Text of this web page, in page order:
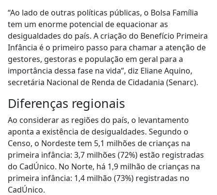
“Ao lado de outras políticas públicas, o Bolsa Família
tem um enorme potencial de equacionar as
desigualdades do país. A criação do Benefício Primeira
Infância é o primeiro passo para chamar a atenção de
gestores, gestoras e população em geral para a
importância dessa fase na vida”, diz Eliane Aquino,
secretária Nacional de Renda de Cidadania (Senarc).
Diferenças regionais
Ao considerar as regiões do país, o levantamento
aponta a existência de desigualdades. Segundo o
Censo, o Nordeste tem 5,1 milhões de crianças na
primeira infância: 3,7 milhões (72%) estão registradas
do CadÚnico. No Norte, há 1,9 milhão de crianças na
primeira infância: 1,4 milhão (73%) registradas no
CadÚnico.